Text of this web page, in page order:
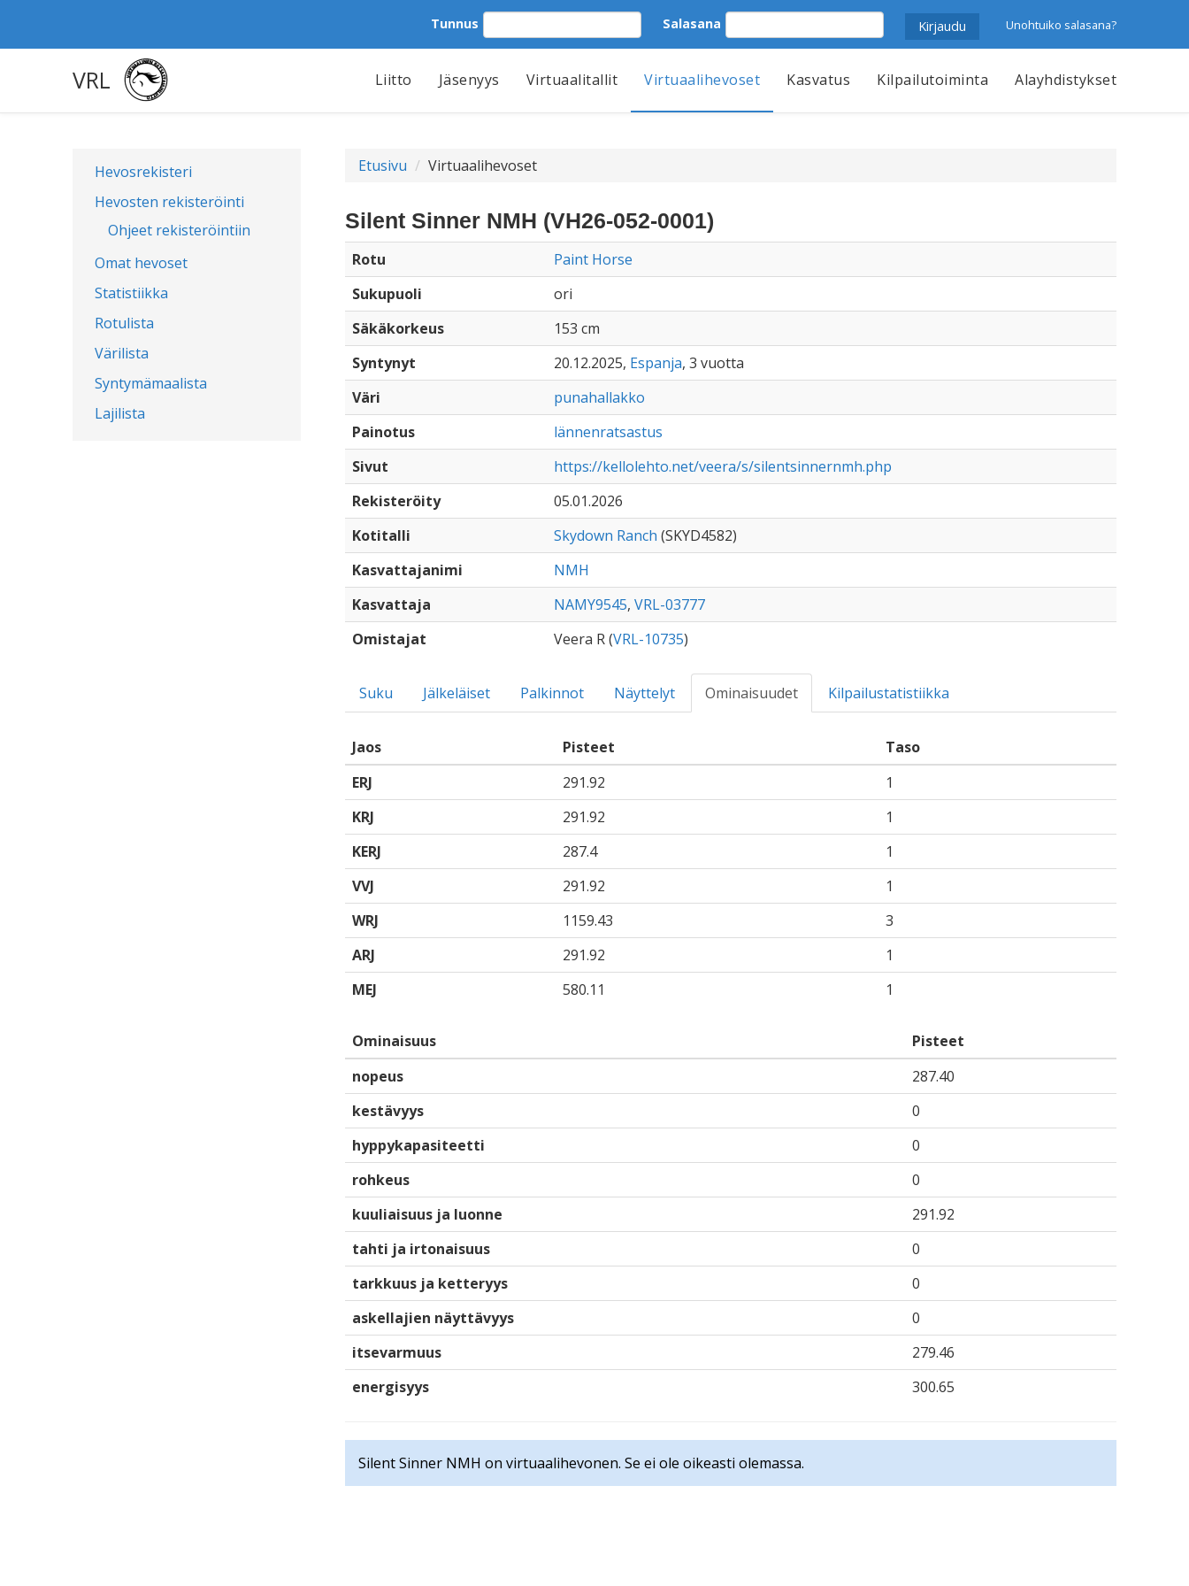
Tunnus Salasana Unohtuiko salasana?
VRL Liitto Jäsenyys Virtuaalitallit Virtuaalihevoset Kasvatus Kilpailutoiminta Alayhdistykset
Hevosrekisteri
Hevosten rekisteröinti
Ohjeet rekisteröintiin
Omat hevoset
Statistiikka
Rotulista
Värilista
Syntymämaalista
Lajilista
Etusivu Virtuaalihevoset
Silent Sinner NMH (VH26-052-0001)
Rotu
Paint Horse
Sukupuoli
ori
Säkäkorkeus
153 cm
Syntynyt
20.12.2025, Espanja, 3 vuotta
Väri
punahallakko
Painotus
lännenratsastus
Sivut
https://kellolehto.net/veera/s/silentsinnernmh.php
Rekisteröity
05.01.2026
Kotitalli
Skydown Ranch (SKYD4582)
Kasvattajanimi
NMH
Kasvattaja
NAMY9545, VRL-03777
Omistajat
Veera R (VRL-10735)
Suku Jälkeläiset Palkinnot Näyttelyt Ominaisuudet Kilpailustatistiikka
Jaos Pisteet
Taso
ERJ
291.92
1
KRJ
291.92
1
KERJ
287.4
1
VVJ
291.92
1
WRJ
1159.43
3
ARJ
291.92
1
MEJ
580.11 1
Ominaisuus
Pisteet
nopeus
287.40
kestävyys
0
hyppykapasiteetti
0
rohkeus
0
kuuliaisuus ja luonne
291.92
tahti ja irtonaisuus
0
tarkkuus ja ketteryys
0
askellajien näyttävyys
0
itsevarmuus
279.46
energisyys
300.65
Silent Sinner NMH on virtuaalihevonen. Se ei ole oikeasti olemassa.